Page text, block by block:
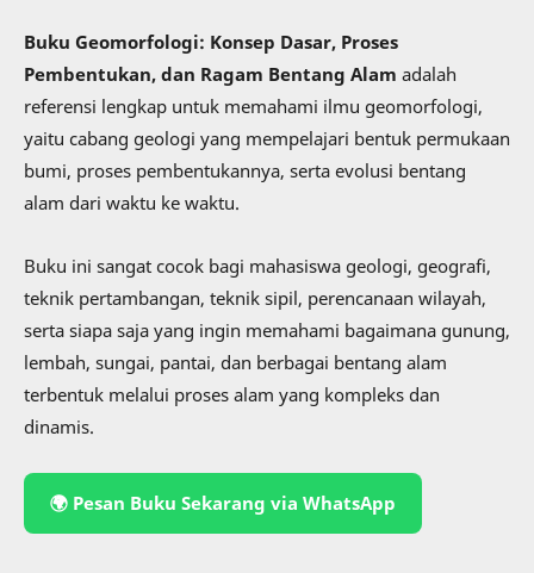
Buku Geomorfologi: Konsep Dasar, Proses
Pembentukan, dan Ragam Bentang Alam adalah
referensi lengkap untuk memahami ilmu geomorfologi,
yaitu cabang geologi yang mempelajari bentuk permukaan
bumi, proses pembentukannya, serta evolusi bentang
alam dari waktu ke waktu.
Buku ini sangat cocok bagi mahasiswa geologi, geografi,
teknik pertambangan, teknik sipil, perencanaan wilayah,
serta siapa saja yang ingin memahami bagaimana gunung,
lembah, sungai, pantai, dan berbagai bentang alam
terbentuk melalui proses alam yang kompleks dan
dinamis.
🌍 Pesan Buku Sekarang via WhatsApp